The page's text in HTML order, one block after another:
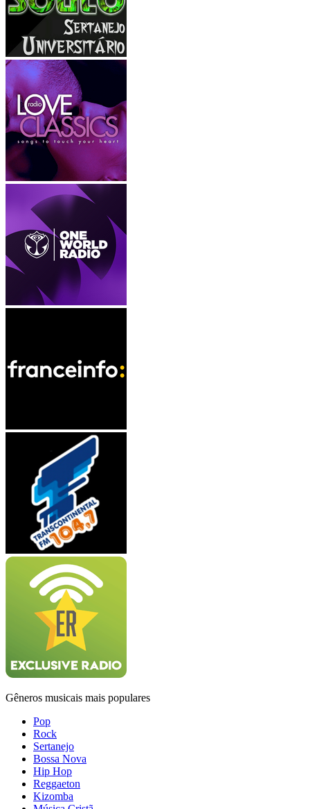
Gêneros musicais mais populares
Pop
Rock
Sertanejo
Bossa Nova
Hip Hop
Reggaeton
Kizomba